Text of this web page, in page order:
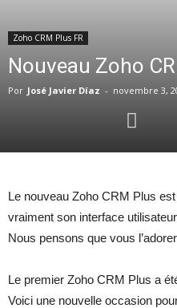
Zoho CRM Plus FR
Nouveau Zoho
Por José Javier Díaz - novembre 3,
Le nouveau Zoho CRM Plus
vraiment son interface
Nous pensons que vous
Le premier Zoho CRM Plus a
Voici une nouvelle occasion